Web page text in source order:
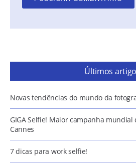
Últimos
Novas tendências do mundo da
GIGA Selfie! Maior campanha
Cannes
7 dicas para work selfie!